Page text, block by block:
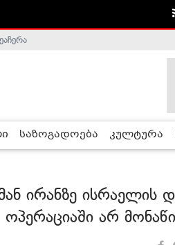
კომისია
საზოგადოება კულტურა
ირანზე ისრაელის
ოპერაციაში არ